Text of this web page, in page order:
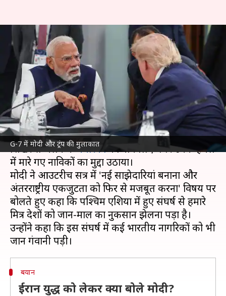
G-7 में मोदी और ट्रंप की मुलाकात
प्रधानमंत्री मोदी ने अमेरिका का नाम
लिए बगैर G-7 में नाविकों की सुरक्षा
का मुद्दा उठाया
लेखन Jun 17, 2026 09:04 am
क्या है खबर?
प्रधानमंत्रीनरेंद्र मोदीने फ्रांस के एवियन में आयोजित G-7
शिखर सम्मेलन मेंअमेरिकाका नाम लिए बगैर उनके हमले
में मारे गए नाविकों का मुद्दा उठाया।
मोदी ने आउटरीच सत्र में 'नई साझेदारियां बनाना और
अंतरराष्ट्रीय एकजुटता को फिर से मजबूत करना' विषय पर
बोलते हुए कहा कि पश्चिम एशिया में हुए संघर्ष से हमारे
मित्र देशों को जान-माल का नुकसान झेलना पड़ा है।
उन्होंने कहा कि इस संघर्ष में कई भारतीय नागरिकों को भी
बयान
ईरान युद्ध को लेकर क्या बोले मोदी?